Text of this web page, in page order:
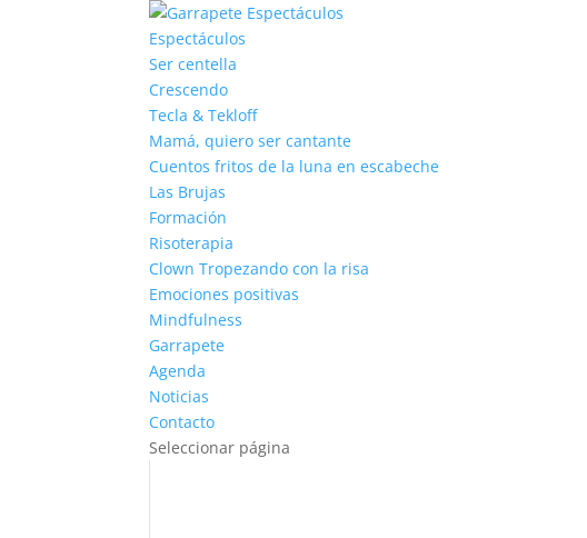
Espectáculos
Ser centella
Crescendo
Tecla & Tekloff
Mamá, quiero ser cantante
Cuentos fritos de la luna en escabeche
Las Brujas
Formación
Risoterapia
Clown Tropezando con la risa
Emociones positivas
Mindfulness
Garrapete
Agenda
Noticias
Contacto
Seleccionar página